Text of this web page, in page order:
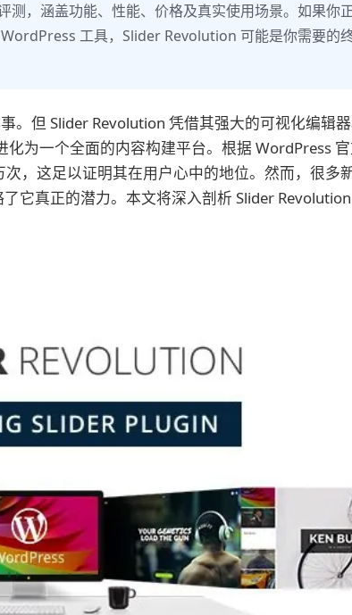
测，涵盖功能、性能、价格及真实使用场景。如果你
工具，Slider Revolution 可能是你需要的
。但 Slider Revolution 凭借其强大的可视化编辑
为一个全面的内容构建平台。根据 WordPress
，这足以证明其在用户心中的地位。然而，很多
它真正的潜力。本文将深入剖析 Slider